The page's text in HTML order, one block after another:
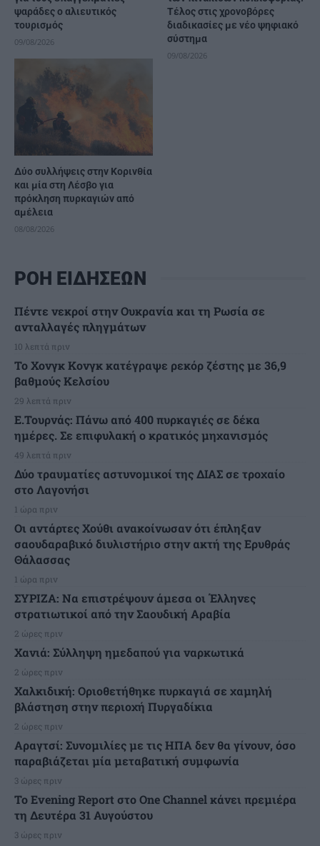
ψαράδες ο αλιευτικός
τουρισμός
09/08/2026
Τέλος στις χρονοβόρες
διαδικασίες με νέο ψηφιακό
σύστημα
09/08/2026
Δύο συλλήψεις στην Κορινθία
και μία στη Λέσβο για
πρόκληση πυρκαγιών από
αμέλεια
08/08/2026
ΡΟΗ ΕΙΔΗΣΕΩΝ
Πέντε νεκροί στην Ουκρανία και τη Ρωσία σε
ανταλλαγές πληγμάτων
10 λεπτά πριν
Το Χονγκ Κονγκ κατέγραψε ρεκόρ ζέστης με 36,9
βαθμούς Κελσίου
29 λεπτά πριν
Ε.Τουρνάς: Πάνω από 400 πυρκαγιές σε δέκα
ημέρες. Σε επιφυλακή ο κρατικός μηχανισμός
49 λεπτά πριν
Δύο τραυματίες αστυνομικοί της ΔΙΑΣ σε τροχαίο
στο Λαγονήσι
1 ώρα πριν
Οι αντάρτες Χούθι ανακοίνωσαν ότι έπληξαν
σαουδαραβικό διυλιστήριο στην ακτή της Ερυθράς
Θάλασσας
1 ώρα πριν
ΣΥΡΙΖΑ: Να επιστρέψουν άμεσα οι Έλληνες
στρατιωτικοί από την Σαουδική Αραβία
2 ώρες πριν
Χανιά: Σύλληψη ημεδαπού για ναρκωτικά
2 ώρες πριν
Χαλκιδική: Οριοθετήθηκε πυρκαγιά σε χαμηλή
βλάστηση στην περιοχή Πυργαδίκια
2 ώρες πριν
Αραγτσί: Συνομιλίες με τις ΗΠΑ δεν θα γίνουν, όσο
παραβιάζεται μία μεταβατική συμφωνία
3 ώρες πριν
Το Evening Report στο One Channel κάνει πρεμιέρα
τη Δευτέρα 31 Αυγούστου
3 ώρες πριν